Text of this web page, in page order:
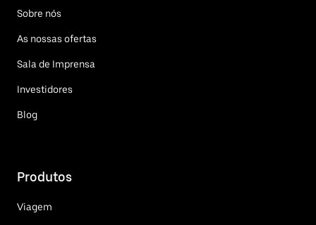
Sobre nós
As nossas ofertas
Sala de Imprensa
Investidores
Blog
Produtos
Viagem